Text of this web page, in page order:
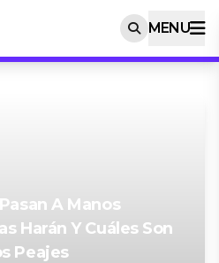
MENU
A Manos
Harán Y Cuáles Son
Peajes